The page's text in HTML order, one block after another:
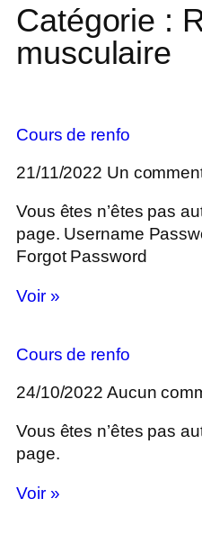
Catégorie :
musculaire
Cours de renfo
21/11/2022 Un
Vous êtes n’êtes pas
page. Username
Forgot Password
Voir »
Cours de renfo
24/10/2022 Aucun
Vous êtes n’êtes pas
page.
Voir »